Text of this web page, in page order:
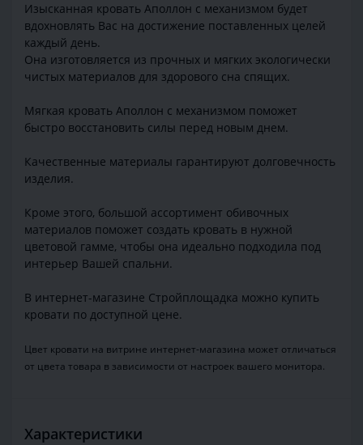
Изысканная кровать Аполлон с механизмом будет
вдохновлять Вас на достижение поставленных целей
каждый день.
Она изготовляется из прочных и мягких экологически
чистых материалов для здорового сна спящих.
Мягкая кровать Аполлон с механизмом поможет
быстро восстановить силы перед новым днем.
Качественные материалы гарантируют долговечность
изделия.
Кроме этого, большой ассортимент обивочных
материалов поможет создать кровать в нужной
цветовой гамме, чтобы она идеально подходила под
интерьер Вашей спальни.
В интернет-магазине Стройплощадка можно купить
кровати по доступной цене.
Цвет кровати на витрине интернет-магазина может отличаться
от цвета товара в зависимости от настроек вашего монитора.
Характеристики